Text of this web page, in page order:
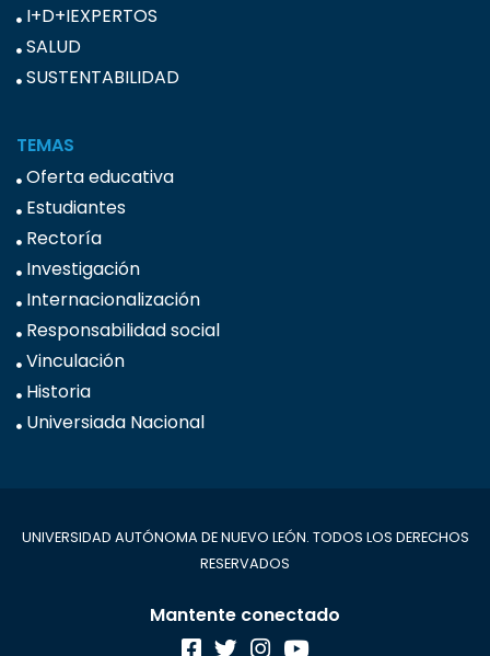
I+D+IEXPERTOS
SALUD
SUSTENTABILIDAD
TEMAS
Oferta educativa
Estudiantes
Rectoría
Investigación
Internacionalización
Responsabilidad social
Vinculación
Historia
Universiada Nacional
UNIVERSIDAD AUTÓNOMA DE NUEVO LEÓN. TODOS LOS DERECHOS
RESERVADOS
Mantente conectado